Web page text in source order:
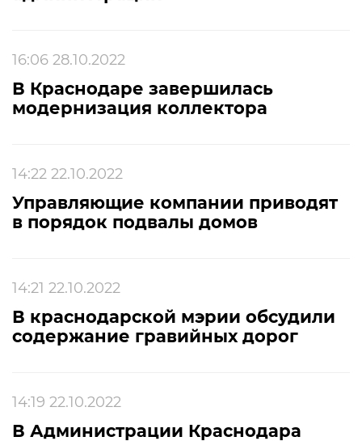
16:06 28.10.2022
В Краснодаре завершилась
модернизация коллектора
14:22 22.10.2022
Управляющие компании приводят
в порядок подвалы домов
14:21 22.10.2022
В краснодарской мэрии обсудили
содержание гравийных дорог
14:19 22.10.2022
В Администрации Краснодара